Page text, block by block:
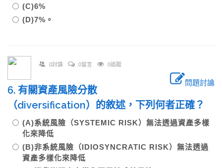
(C)6%
(D)7%。
0討論 0留言 0追蹤
問題討論
6. 有關資產風險分散
（diversification）的敘述，下列何者正確？
(A)系統風險（SYSTEMIC RISK）無法透過資產多樣
化來降低
(B)非系統風險（IDIOSYNCRATIC RISK）無法透過
資產多樣化來降低